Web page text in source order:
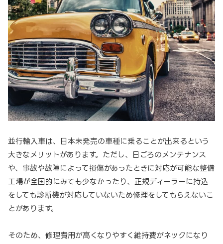
並行輸入車は、日本未発売の車種に乗ることが出来るという
大きなメリットがあります。ただし、日ごろのメンテナンス
や、事故や故障によって損傷があったときに対応が可能な整備
工場が全国的にみても少なかったり、正規ディーラーに持込
をしても診断機が対応していないため修理をしてもらえないこ
とがあります。
そのため、修理費用が高くなりやすく維持費がネックになり